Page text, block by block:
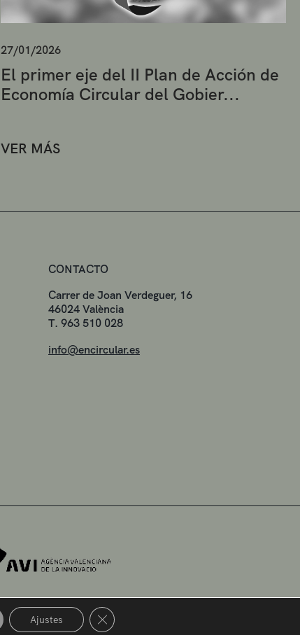
27/01/2026
El primer eje del II Plan de Acción de
Economía Circular del Gobier...
VER MÁS
CONTACTO
Carrer de Joan Verdeguer, 16
46024 València
T. 963 510 028
info@encircular.es
Ajustes Cerrar el banner de cookies RGPD